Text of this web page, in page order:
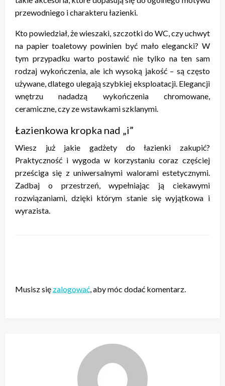
przewodniego i charakteru łazienki.
Kto powiedział, że wieszaki, szczotki do WC, czy uchwyt
na papier toaletowy powinien być mało elegancki? W
tym przypadku warto postawić nie tylko na ten sam
rodzaj wykończenia, ale ich wysoką jakość – są często
używane, dlatego ulegają szybkiej eksploatacji. Elegancji
wnętrzu nadadzą wykończenia chromowane,
ceramiczne, czy ze wstawkami szklanymi.
Łazienkowa kropka nad „i”
Wiesz już jakie gadżety do łazienki zakupić?
Praktyczność i wygoda w korzystaniu coraz częściej
prześciga się z uniwersalnymi walorami estetycznymi.
Zadbaj o przestrzeń, wypełniając ją ciekawymi
rozwiązaniami, dzięki którym stanie się wyjątkowa i
wyrazista.
Musisz się zalogować, aby móc dodać komentarz.